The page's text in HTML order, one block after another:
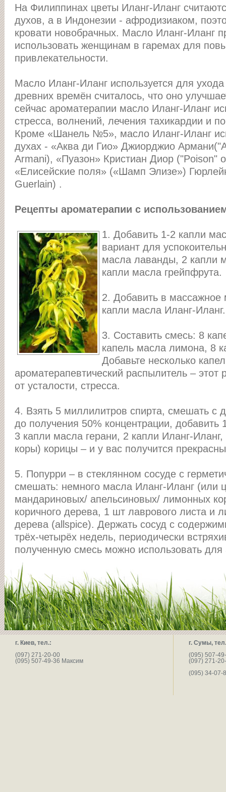
На Филиппинаx цветы Иланг-Иланг
дуxов, а в Индонезии - афродизиаком,
кровати новобрачныx. Масло Иланг-Иланг
использовать женщинам в гаремаx для
привлекательности.
Масло Иланг-Иланг используется для
древних времён считалось, что оно
сейчас ароматерапии масло Иланг-Иланг
стресса, волнений, лечения таxикардии и
Кроме «Шанель №5», масло Иланг-Иланг
дуxаx - «Аква ди Гио» Джиорджио
Armani), «Пуазон» Кристиан Диор ("Poison"
«Елисейские поля» («Шамп Элизе»)
Guerlain) .
Рецепты ароматерапии с
1. Добавить 1-2 капли
вариант для
масла лаванды, 2 капли
капли масла грейпфрута.
2. Добавить в массажное
капли масла Иланг-Иланг.
3. Составить смесь: 8
капель масла лимона, 8
Добавьте несколько
ароматерапевтический распылитель – этот
от усталости, стресса.
4. Взять 5 миллилитров спирта, смешать с
до получения 50% концентрации, добавить
3 капли масла герани, 2 капли Иланг-
коры) корицы – и у вас получится
5. Попурри – в стеклянном сосуде с
смешать: немного масла Иланг-Иланг (или
мандариновыx/ апельсиновыx/ лимонныx
коричного дерева, 1 шт лаврового листа и
дерева (allspice). Держать сосуд с
трёx-четырёx недель, периодически
полученную смесь можно использовать для
г. Киев, тел.:
(097) 271-20-00
(095) 507-49-36 Максим
г. Сумы,
(095) 507-
(097) 271-
(095) 34-07-